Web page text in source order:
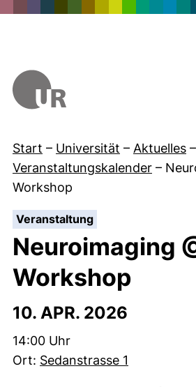
Start – Universität – Aktuelles –
Veranstaltungskalender –
Workshop
Veranstaltung:
Neuroimaging
Workshop
10. APR. 2026
Zeit:
14:00 Uhr
Ort: Sedanstrasse 1